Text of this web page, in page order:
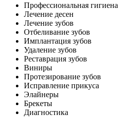
Профессиональная гигиена
Лечение десен
Лечение зубов
Отбеливание зубов
Имплантация зубов
Удаление зубов
Реставрация зубов
Виниры
Протезирование зубов
Исправление прикуса
Элайнеры
Брекеты
Диагностика